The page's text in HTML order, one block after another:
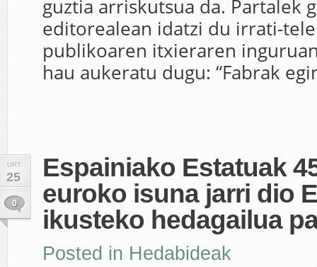
guztia arriskutsua da. Partalek
editorealean idatzi du irrati-
publikoaren itxieraren
hau aukeratu dugu: “Fabrak
URT
25
0
Espainiako Estatuak
euroko isuna jarri dio
ikusteko hedagailua
Posted in Hedabideak